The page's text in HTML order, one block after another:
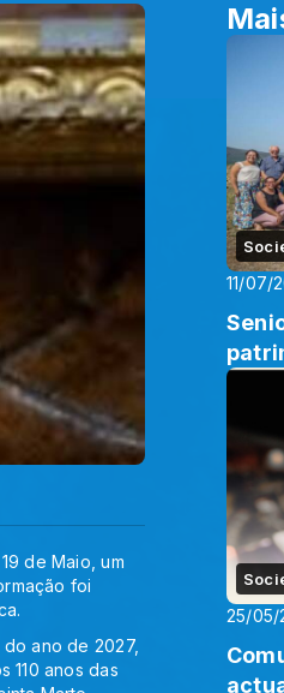
de Maio, um
foi
ano de 2027,
110 anos das
11/07/
25/05/